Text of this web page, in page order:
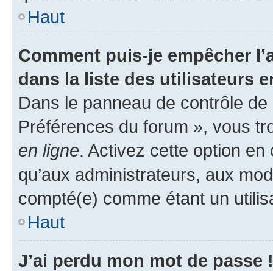
Haut
Comment puis-je empêcher
dans la liste des utilisateurs
Dans le panneau de contrôle
Préférences du forum », vous
en ligne. Activez cette option
qu’aux administrateurs, aux
compté(e) comme étant un
Haut
J’ai perdu mon mot de passe !